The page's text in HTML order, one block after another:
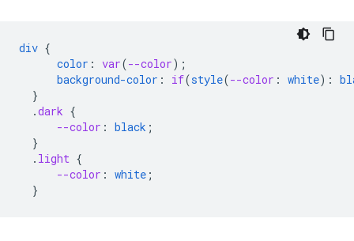
div {
color : var(--color);
background-color : if(style(--color : white) :
}
.dark {
--color : black ;
}
. light {
--color : white ;
}